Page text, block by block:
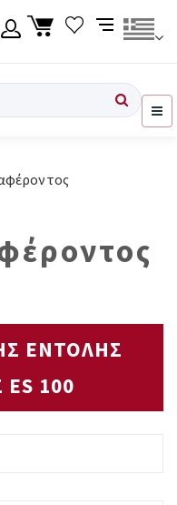
ΕΝΤΟΛΗΣ
100